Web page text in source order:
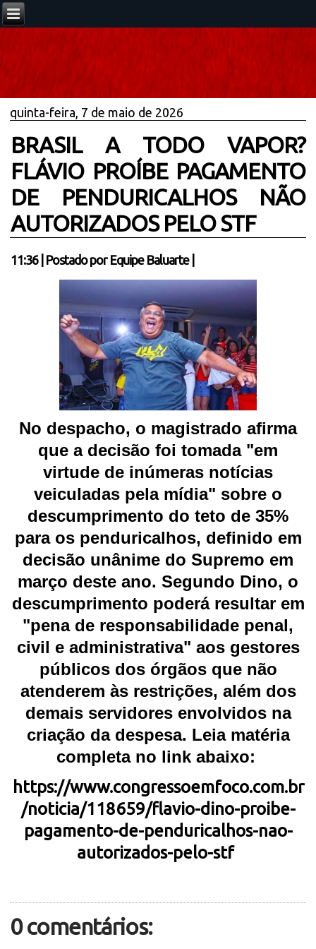
quinta-feira, 7 de maio de 2026
BRASIL A TODO VAPOR?
FLÁVIO PROÍBE PAGAMENTO
DE PENDURICALHOS NÃO
AUTORIZADOS PELO STF
11:36| Postado por Equipe Baluarte
No despacho, o magistrado afirma
que a decisão foi tomada "em
virtude de inúmeras notícias
veiculadas pela mídia" sobre o
descumprimento do teto de 35%
para os penduricalhos, definido em
decisão unânime do Supremo em
março deste ano. Segundo Dino, o
descumprimento poderá resultar em
"pena de responsabilidade penal,
civil e administrativa" aos gestores
públicos dos órgãos que não
atenderem às restrições, além dos
demais servidores envolvidos na
criação da despesa. Leia matéria
completa no link abaixo:
https://www.congressoemfoco.com.br
/noticia/118659/flavio-dino-proibe-
pagamento-de-penduricalhos-nao-
autorizados-pelo-stf
0 comentários: